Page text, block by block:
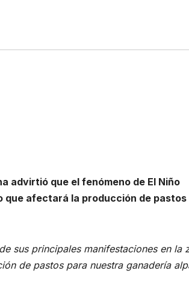
advirtió que el fenómeno de El Niño
que afectará la producción de pastos
sus principales manifestaciones en la
de pastos para nuestra ganadería